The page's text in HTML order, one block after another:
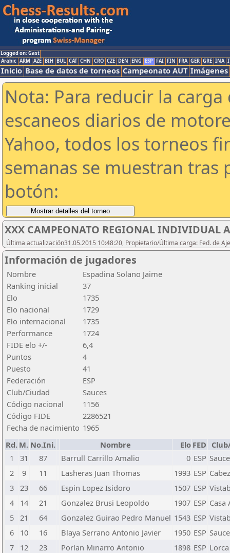
Logged on: Gast
Arabic ARM AZE BIH BUL CAT CHN CRO CZE DEN ENG ESP FAI FIN FRA GER GRE INA
Inicio Base de datos de torneos Campeonato AUT Imágenes
Nota: Para reducir la
escaneos diarios de
Yahoo, todos los torneos
semanas se muestran tras
botón:
XXX CAMPEONATO REGIONAL INDIVIDUAL
Última actualización31.05.2015 10:48:20, Propietario/Última carga: Fed. de
Información de jugadores
Nombre
Espadina Solano Jaime
Ranking inicial
37
Elo
1735
Elo nacional
1729
Elo internacional
1735
Performance
1724
FIDE elo +/-
6,4
Puntos
4
Puesto
41
Federación
ESP
Club/Ciudad
Sauces
Código nacional
1156
Código FIDE
2286521
Fecha de nacimiento 1965
Rd. M. No.Ini. Nombre Elo FED
1
31 87 Barrull Carrillo Amalio 0 ESP
2
9 11 Lasheras Juan Thomas 1993 ESP
3 23 66 Espin Lopez Isidoro 1507 ESP
4
14 21 Gonzalez Brusi Leopoldo 1907 ESP Casa
5 21 64 Gonzalez Guirao Pedro Manuel 1543 ESP
6
10 16 Blaya Serrano Antonio Javier 1950 ESP
7
12 23 Porlan Minarro Antonio 1898 ESP Lorca